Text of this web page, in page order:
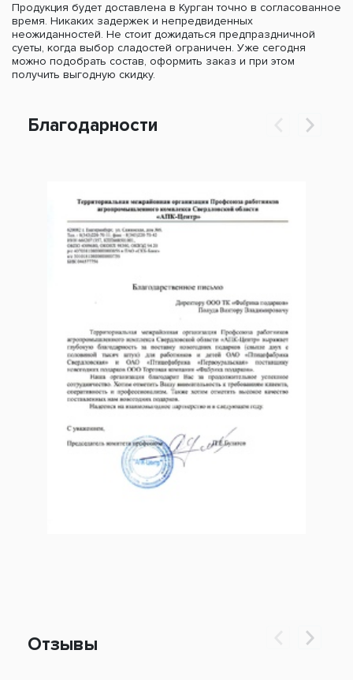
Продукция будет доставлена в Курган точно в согласованное
время. Никаких задержек и непредвиденных
неожиданностей. Не стоит дожидаться предпраздничной
суеты, когда выбор сладостей ограничен. Уже сегодня
можно подобрать состав, оформить заказ и при этом
получить выгодную скидку.
Благодарности
Отзывы